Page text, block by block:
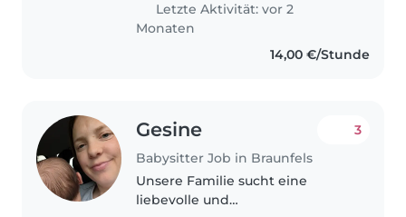
Letzte Aktivität: vor 2
Monaten
14,00 €/Stunde
Gesine
Babysitter Job in Braunfels
3
Unsere Familie sucht eine
liebevolle und